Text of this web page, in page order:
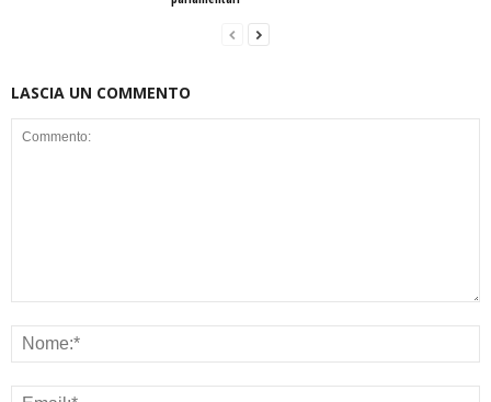
LASCIA UN COMMENTO